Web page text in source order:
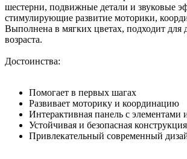
шестерни, подвижные детали и звуковые
стимулирующие развитие моторики,
Выполнена в мягких цветах, подходит для
возраста.
Достоинства:
Помогает в первых шагах
Развивает моторику и координацию
Интерактивная панель с элементами
Устойчивая и безопасная конструкция
Привлекательный современный